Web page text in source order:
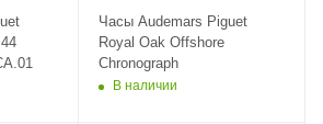
Часы Audemars Piguet
Royal Oak Offshore
Chronograph
В наличии